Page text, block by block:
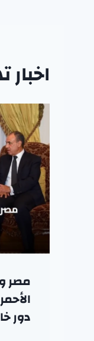
مصر
دور